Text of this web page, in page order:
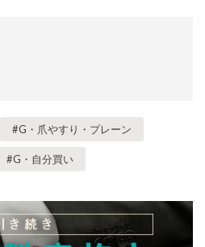
#G・爪やすり・プレーン
#G・自分買い